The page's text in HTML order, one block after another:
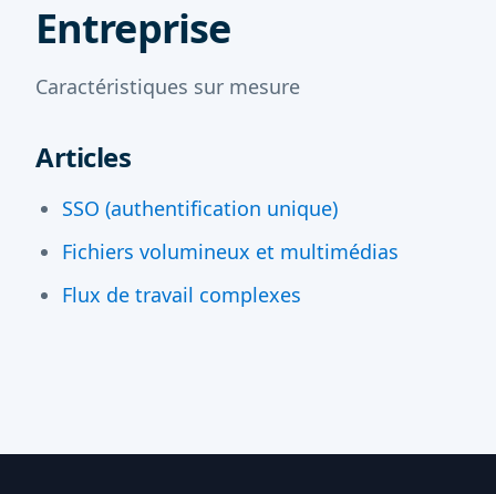
Entreprise
Caractéristiques sur mesure
Articles
SSO (authentification unique)
Fichiers volumineux et multimédias
Flux de travail complexes